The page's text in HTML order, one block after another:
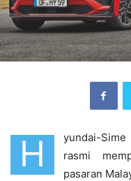
H
yundai-
rasmi
pasaran